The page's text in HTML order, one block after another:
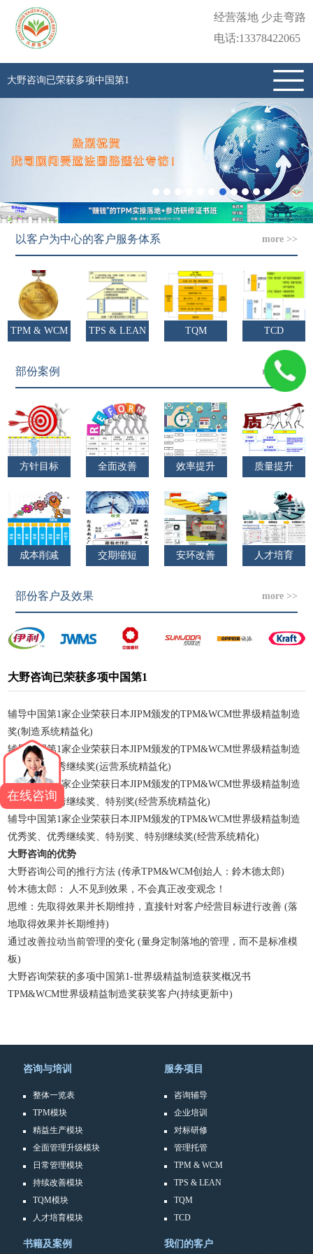
经营落地 少走弯路
电话:13378422065
大野咨询已荣获多项中国第1
以客户为中心的客户服务体系 more >>
TPM & WCM TPS & LEAN TQM TCD
部份案例 more >>
方针目标 全面改善 效率提升 质量提升
成本削减 交期缩短 安环改善 人才培育
部份客户及效果 more >>
大野咨询已荣获多项中国第1
辅导中国第1家企业荣获日本JIPM颁发的TPM&WCM世界级精益制造
奖(制造系统精益化)
辅导中国第1家企业荣获日本JIPM颁发的TPM&WCM世界级精益制造
优秀奖、优秀继续奖(运营系统精益化)
辅导中国第1家企业荣获日本JIPM颁发的TPM&WCM世界级精益制造
优秀奖、优秀继续奖、特别奖(经营系统精益化)
辅导中国第1家企业荣获日本JIPM颁发的TPM&WCM世界级精益制造
优秀奖、优秀继续奖、特别奖、特别继续奖(经营系统精化)
大野咨询的优势
大野咨询公司的推行方法 (传承TPM&WCM创始人：鈴木德太郎)
铃木德太郎： 人不见到效果，不会真正改变观念！
思维：先取得效果并长期维持，直接针对客户经营目标进行改善 (落
地取得效果并长期维持)
通过改善拉动当前管理的变化 (量身定制落地的管理，而不是标准模
板)
大野咨询荣获的多项中国第1-世界级精益制造获奖概况书
TPM&WCM世界级精益制造奖获奖客户(持续更新中)
咨询与培训
整体一览表
TPM模块
精益生产模块
全面管理升级模块
日常管理模块
持续改善模块
TQM模块
人才培育模块
服务项目
咨询辅导
企业培训
对标研修
管理托管
TPM & WCM
TPS & LEAN
TQM
TCD
书籍及案例 我们的客户
在线咨询